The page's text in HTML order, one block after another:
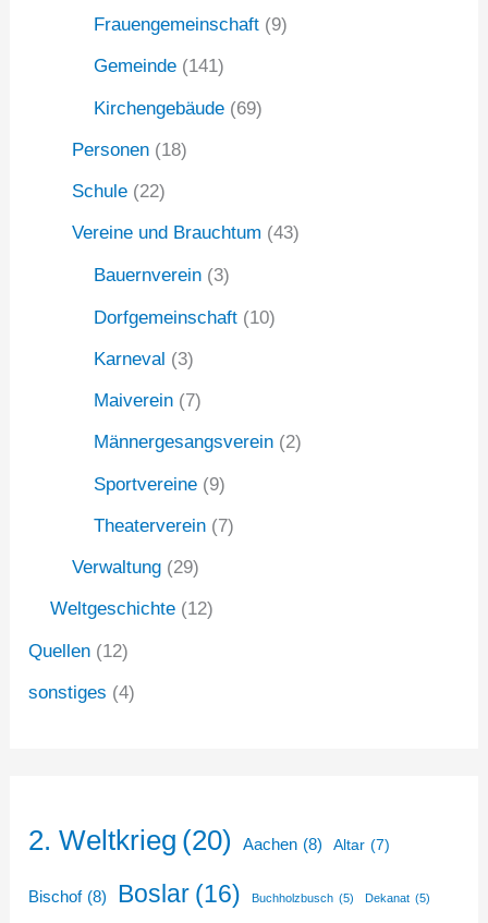
Frauengemeinschaft (9)
Gemeinde (141)
Kirchengebäude (69)
Personen (18)
Schule (22)
Vereine und Brauchtum (43)
Bauernverein (3)
Dorfgemeinschaft (10)
Karneval (3)
Maiverein (7)
Männergesangsverein (2)
Sportvereine (9)
Theaterverein (7)
Verwaltung (29)
Weltgeschichte (12)
Quellen (12)
sonstiges (4)
2. Weltkrieg (20) Aachen (8) Altar (7)
Bischof (8) Boslar (16) Buchholzbusch (5) Dekanat (5)